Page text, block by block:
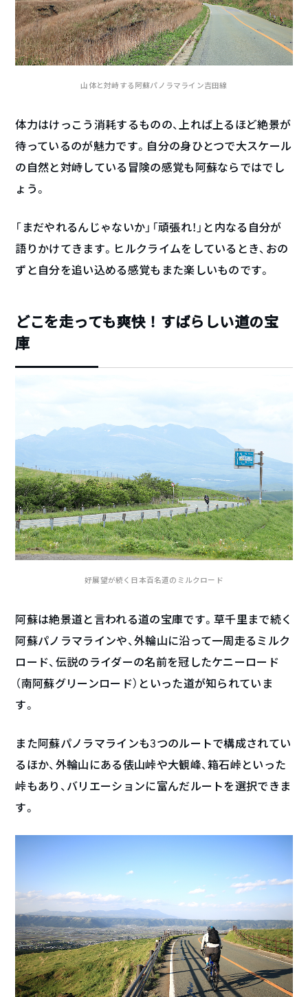
山体と対峙する阿蘇パノラマライン吉田線
体力はけっこう消耗するものの、上れば上るほど絶景が
待っているのが魅力です。自分の身ひとつで大スケール
の自然と対峙している冒険の感覚も阿蘇ならではでし
ょう。
「まだやれるんじゃないか」「頑張れ！」と内なる自分が
語りかけてきます。ヒルクライムをしているとき、おの
ずと自分を追い込める感覚もまた楽しいものです。
どこを走っても爽快！すばらしい道の宝
庫
好展望が続く日本百名道のミルクロード
阿蘇は絶景道と言われる道の宝庫です。草千里まで続く
阿蘇パノラマラインや、外輪山に沿って一周走るミルク
ロード、伝説のライダーの名前を冠したケニーロード
（南阿蘇グリーンロード）といった道が知られていま
す。
また阿蘇パノラマラインも3つのルートで構成されてい
るほか、外輪山にある俵山峠や大観峰、箱石峠といった
峠もあり、バリエーションに富んだルートを選択できま
す。